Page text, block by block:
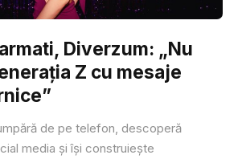
Diverzum: „Nu
Z cu mesaje
de pe telefon, descoperă
media și își construiește